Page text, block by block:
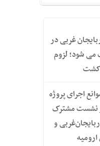
غربی در
شود؛ لزوم
کشت
اجرای پروژه
نشست مشترک
و